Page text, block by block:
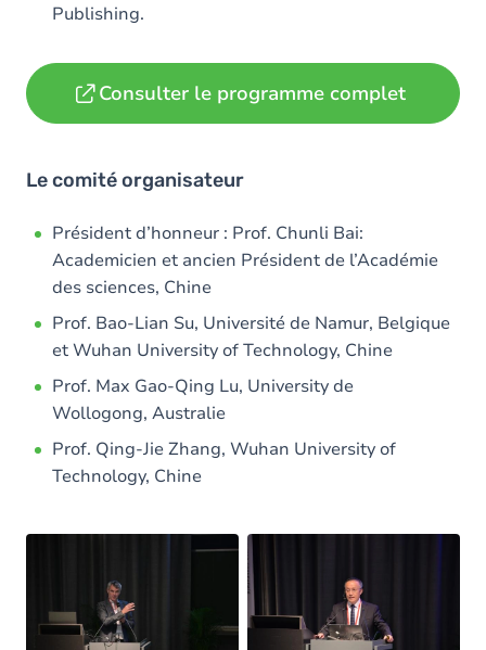
Publishing.
Consulter le programme complet
Le comité organisateur
Président d’honneur : Prof. Chunli Bai:
Academicien et ancien Président de l’Académie
des sciences, Chine
Prof. Bao-Lian Su, Université de Namur, Belgique
et Wuhan University of Technology, Chine
Prof. Max Gao-Qing Lu, University de
Wollogong, Australie
Prof. Qing-Jie Zhang, Wuhan University of
Technology, Chine